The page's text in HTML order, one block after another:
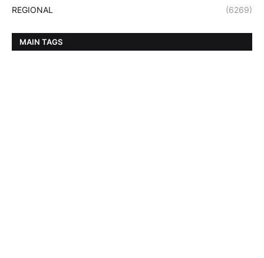
REGIONAL (6269)
MAIN TAGS